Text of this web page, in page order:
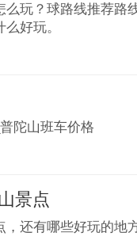
么玩？球路线推荐路
好玩。
陀山班车价格
景点
，还有哪些好玩的地